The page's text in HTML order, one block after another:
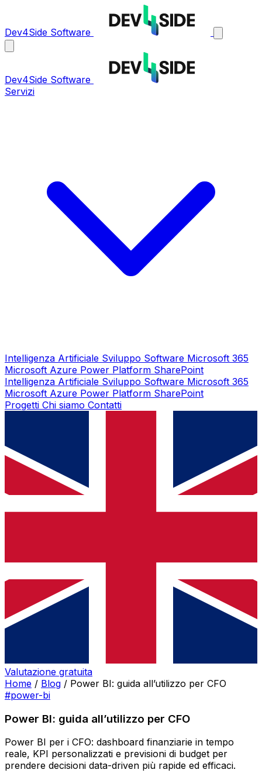
Dev4Side Software
Dev4Side Software
Servizi
Intelligenza Artificiale Sviluppo Software Microsoft 365
Microsoft Azure Power Platform SharePoint
Intelligenza Artificiale Sviluppo Software Microsoft 365
Microsoft Azure Power Platform SharePoint
Progetti Chi siamo Contatti
Valutazione gratuita
Home / Blog / Power BI: guida all’utilizzo per CFO
#power-bi
Power BI: guida all’utilizzo per CFO
Power BI per i CFO: dashboard finanziarie in tempo
reale, KPI personalizzati e previsioni di budget per
prendere decisioni data-driven più rapide ed efficaci.